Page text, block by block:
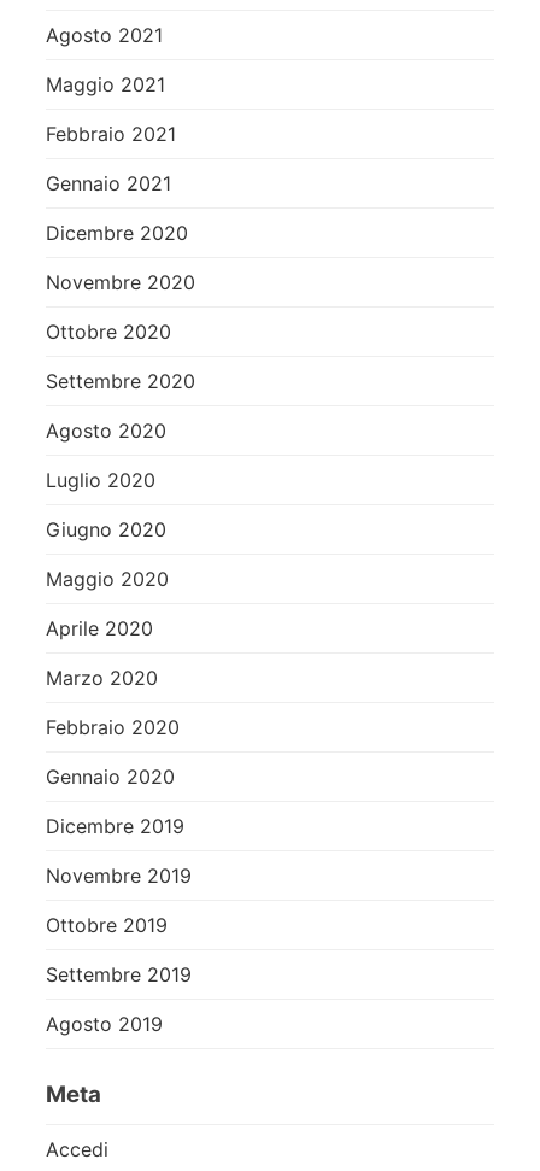
Agosto 2021
Maggio 2021
Febbraio 2021
Gennaio 2021
Dicembre 2020
Novembre 2020
Ottobre 2020
Settembre 2020
Agosto 2020
Luglio 2020
Giugno 2020
Maggio 2020
Aprile 2020
Marzo 2020
Febbraio 2020
Gennaio 2020
Dicembre 2019
Novembre 2019
Ottobre 2019
Settembre 2019
Agosto 2019
Meta
Accedi